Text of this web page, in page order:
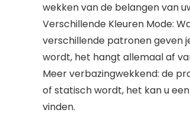
wekken van de belangen van
Verschillende Kleuren Mode:
verschillende patronen geven
wordt, het hangt allemaal af
Meer verbazingwekkend: de
of statisch wordt, het kan u
vinden.